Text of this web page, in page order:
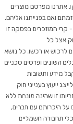
אתרנו מפרסם מוצרים
ואם בפנייתנו אליהם.
קרי המוזכרים בפסקה זו
אצל כל
לרכוש או רכשו. כל נושא
השונים ופרטים טכניים
מידע ותשובות
ייעוץ בענייני חוק
זו שהינה מונחת ללא
על היכרותם עם חברים,
תחבורה חשמליים